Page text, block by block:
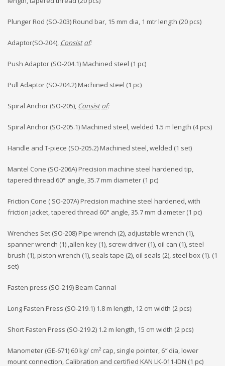
Plunger Rod (SO-203) Round bar, 15 mm dia, 1 mtr length (20 pcs)
Adaptor(SO-204), Consist of:
Push Adaptor (SO-204.1) Machined steel (1 pc)
Pull Adaptor (SO-204.2) Machined steel (1 pc)
Spiral Anchor (SO-205), Consist of:
Spiral Anchor (SO-205.1) Machined steel, welded 1.5 m length (4 pcs)
Handle and T-piece (SO-205.2) Machined steel, welded (1 set)
Mantel Cone (SO-206A) Precision machine steel hardened tip,
tapered thread 60° angle, 35.7 mm diameter (1 pc)
Friction Cone ( SO-207A) Precision machine steel hardened, with
friction jacket, tapered thread 60° angle, 35.7 mm diameter (1 pc)
Wrenches Set (SO-208) Pipe wrench (2), adjustable wrench (1),
spanner wrench (1) ,allen key (1), screw driver (1), oil can (1), steel
brush (1), piston wrench (1), seals tape (2), oil seals (2), steel box (1). (1
set)
Fasten press (SO-219) Beam Cannal
Long Fasten Press (SO-219.1) 1.8 m length, 12 cm width (2 pcs)
Short Fasten Press (SO-219.2) 1.2 m length, 15 cm width (2 pcs)
Manometer (GE-671) 60 kg/ cm² cap, single pointer, 6″ dia, lower
mount connection, Calibration and certified KAN LK-011-IDN (1 pc)